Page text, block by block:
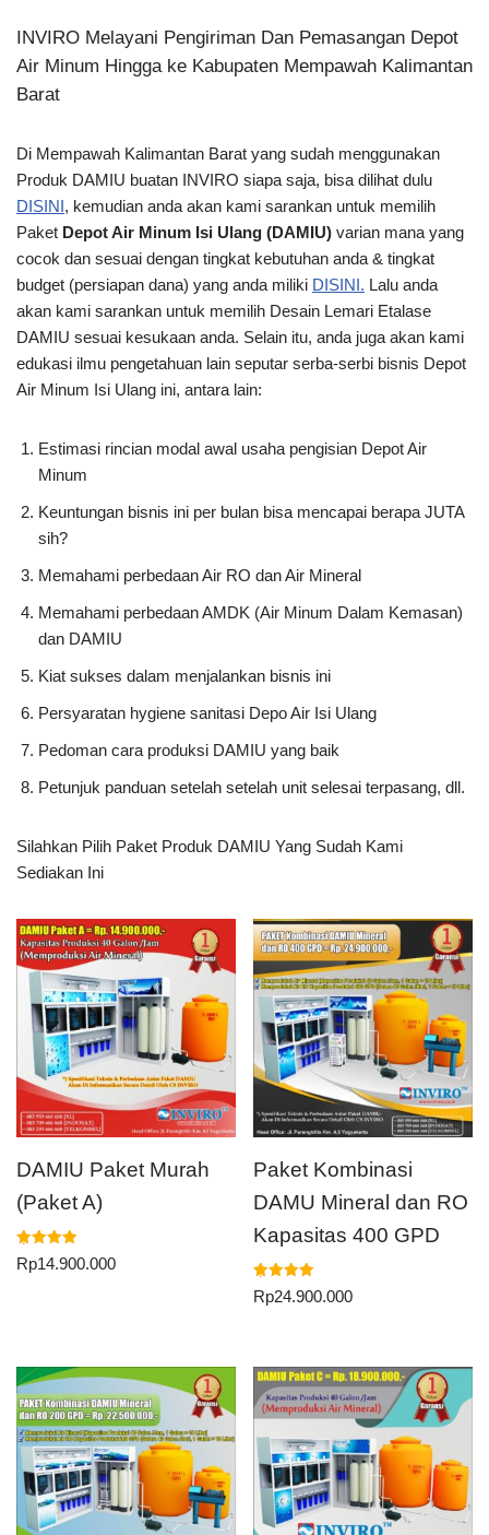
INVIRO Melayani Pengiriman Dan Pemasangan Depot
Air Minum Hingga ke Kabupaten Mempawah Kalimantan
Barat
Di Mempawah Kalimantan Barat yang sudah menggunakan
Produk DAMIU buatan INVIRO siapa saja, bisa dilihat dulu
DISINI, kemudian anda akan kami sarankan untuk memilih
Paket Depot Air Minum Isi Ulang (DAMIU) varian mana yang
cocok dan sesuai dengan tingkat kebutuhan anda & tingkat
budget (persiapan dana) yang anda miliki DISINI. Lalu anda
akan kami sarankan untuk memilih Desain Lemari Etalase
DAMIU sesuai kesukaan anda. Selain itu, anda juga akan kami
edukasi ilmu pengetahuan lain seputar serba-serbi bisnis Depot
Air Minum Isi Ulang ini, antara lain:
Estimasi rincian modal awal usaha pengisian Depot Air
Minum
Keuntungan bisnis ini per bulan bisa mencapai berapa JUTA
sih?
Memahami perbedaan Air RO dan Air Mineral
Memahami perbedaan AMDK (Air Minum Dalam Kemasan)
dan DAMIU
Kiat sukses dalam menjalankan bisnis ini
Persyaratan hygiene sanitasi Depo Air Isi Ulang
Pedoman cara produksi DAMIU yang baik
Petunjuk panduan setelah setelah unit selesai terpasang, dll.
Silahkan Pilih Paket Produk DAMIU Yang Sudah Kami
Sediakan Ini
DAMIU Paket Murah
(Paket A)
Dinilai
5.00
Rp14.900.000
Paket Kombinasi
DAMU Mineral dan RO
Kapasitas 400 GPD
Dinilai
5.00
Rp24.900.000